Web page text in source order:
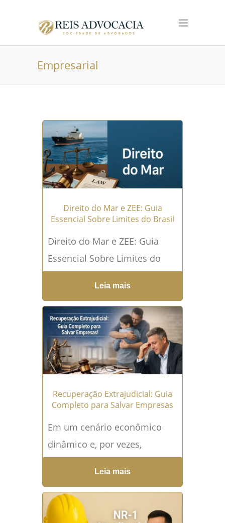
Empresarial
Direito do Mar e ZEE: Guia
Essencial Sobre Limites do Brasil
Direito do Mar e ZEE: Guia
Essencial Sobre Limites do
Brasil Direito do Mar e Zona
Econômica Exclusiva:
Navegue Pelas Leis Que...Leia
mais →
Leia mais
Recuperação Extrajudicial: Guia
Completo para Salvar Empresas
Em um cenário econômico
dinâmico e, por vezes,
desafiador, empresas de
todos os portes podem
enfrentar dificuldades
financeiras. A crise, a queda...
Leia mais